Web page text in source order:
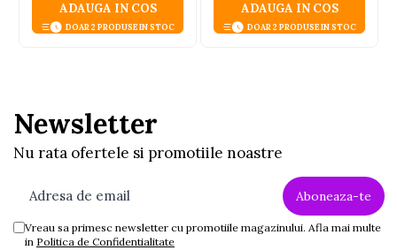
ADAUGA IN COS
DOAR 2 PRODUSE IN STOC
ADAUGA IN COS
DOAR 2 PRODUSE IN STOC
Newsletter
Nu rata ofertele si promotiile noastre
Vreau sa primesc newsletter cu promotiile magazinului. Afla mai multe
in Politica de Confidentialitate